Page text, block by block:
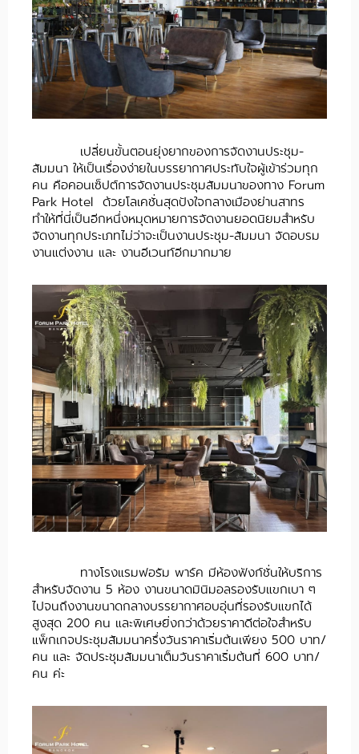
เปลี่ยนขั้นตอนยุ่งยากของการจัดงานประชุม-
สัมมนา ให้เป็นเรื่องง่ายในบรรยากาศประทับใจผู้เข้าร่วมทุก
คน คือคอนเซ็ปต์การจัดงานประชุมสัมมนาของทาง Forum
Park Hotel ด้วยโลเคชั่นสุดปังใจกลางเมืองย่านสาทร
ทำให้ที่นี่เป็นอีกหนึ่งหมุดหมายการจัดงานยอดนิยมสำหรับ
จัดงานทุกประเภทไม่ว่าจะเป็นงานประชุม-สัมมนา จัดอบรม
งานแต่งงาน และ งานอีเวนท์อีกมากมาย
ทางโรงแรมฟอรัม พาร์ค มีห้องฟังก์ชั่นให้บริการ
สำหรับจัดงาน 5 ห้อง งานขนาดมินิมอลรองรับแขกเบา ๆ
ไปจนถึงงานขนาดกลางบรรยากาศอบอุ่นที่รองรับแขกได้
สูงสุด 200 คน และพิเศษยิ่งกว่าด้วยราคาดีต่อใจสำหรับ
แพ็กเกจประชุมสัมมนาครึ่งวันราคาเริ่มต้นเพียง 500 บาท/
คน และ จัดประชุมสัมมนาเต็มวันราคาเริ่มต้นที่ 600 บาท/
คน ค่ะ